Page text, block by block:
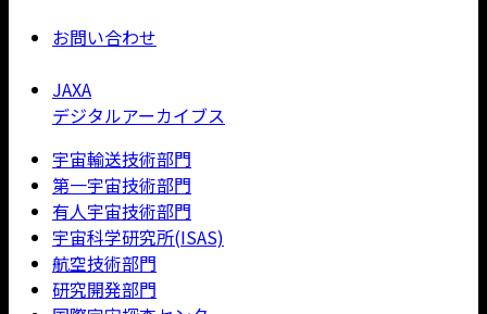
お問い合わせ
JAXA
デジタルアーカイブス
宇宙輸送技術部門
第一宇宙技術部門
有人宇宙技術部門
宇宙科学研究所(ISAS)
航空技術部門
研究開発部門